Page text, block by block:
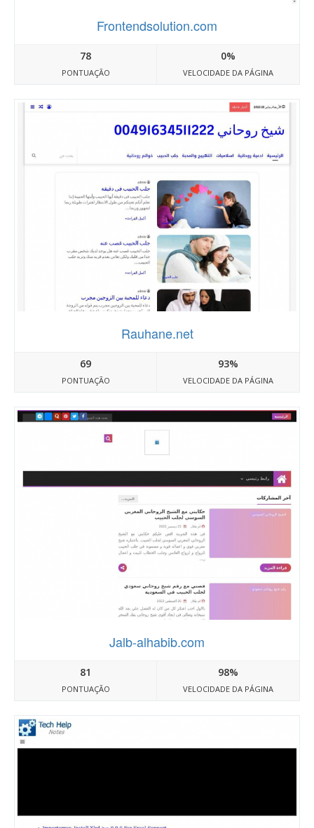
Frontendsolution.com
78
PONTUAÇÃO
0%
VELOCIDADE DA PÁGINA
Rauhane.net
69
PONTUAÇÃO
93%
VELOCIDADE DA PÁGINA
Jalb-alhabib.com
81
PONTUAÇÃO
98%
VELOCIDADE DA PÁGINA